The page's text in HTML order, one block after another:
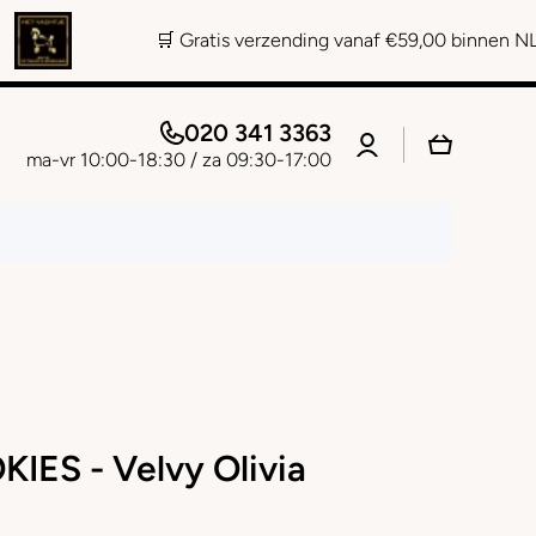
🛒 Gratis verzending vanaf €59,00 binnen NL 📞
020 341 3363
ma-vr 10:00-18:30 / za 09:30-17:00
Log
in
- Velvy Olivia